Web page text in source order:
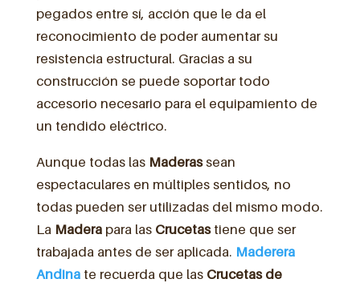
pegados entre sí, acción que le da el
reconocimiento de poder aumentar su
resistencia estructural. Gracias a su
construcción se puede soportar todo
accesorio necesario para el equipamiento de
un tendido eléctrico.
Aunque todas las Maderassean
espectaculares en múltiples sentidos, no
todas pueden ser utilizadas del mismo modo.
La Madera para las Crucetas tiene que ser
trabajada antes de ser aplicada. Maderera
Andinate recuerda que las Crucetas de